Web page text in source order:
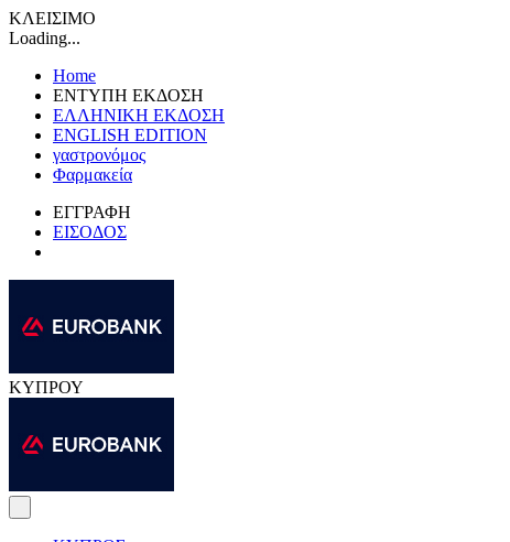
ΚΛΕΙΣΙΜΟ
Loading...
Home
ΕΝΤΥΠΗ ΕΚΔΟΣΗ
ΕΛΛΗΝΙΚΗ ΕΚΔΟΣΗ
ENGLISH EDITION
γαστρονόμος
Φαρμακεία
ΕΓΓΡΑΦΗ
ΕΙΣΟΔΟΣ
ΚΥΠΡΟΥ